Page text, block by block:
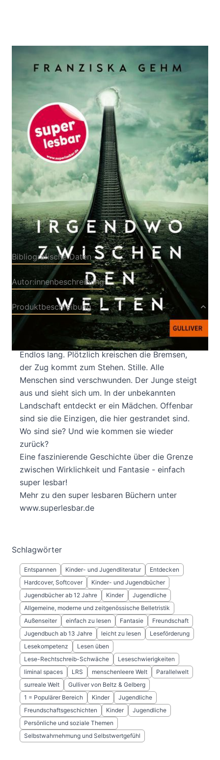
Irgendwo zwischen den Welten
Zur Wunschliste hinzufügen
VonFranziska Gehm
Verlag: Beltz
Verlagsgruppe GmbH & Co.
KG|Gulliver von Beltz &
Gelberg
Buch 104 Seiten
Hardcover
ISBN: 978-3-
40782478-3
Bibliografische Daten
Autor:innenbeschreibung
Produktbeschreibung
Ein Junge sitzt in einem vollbesetzten
Regionalzug. Der Zug fährt in einen Tunnel.
Endlos lang. Plötzlich kreischen die Bremsen,
der Zug kommt zum Stehen. Stille. Alle
Menschen sind verschwunden. Der Junge steigt
aus und sieht sich um. In der unbekannten
Landschaft entdeckt er ein Mädchen. Offenbar
sind sie die Einzigen, die hier gestrandet sind.
Wo sind sie? Und wie kommen sie wieder
zurück?
Eine faszinierende Geschichte über die Grenze
zwischen Wirklichkeit und Fantasie - einfach
super lesbar!
Mehr zu den super lesbaren Büchern unter
www.superlesbar.de
Schlagwörter
Entspannen Kinder- und Jugendliteratur
Entdecken
Hardcover, Softcover
Kinder- und Jugendbücher
Jugendbücher ab 12 Jahre
Kinder
Jugendliche
Allgemeine, moderne und zeitgenössische Belletristik
Außenseiter
einfach zu lesen Fantasie
Freundschaft
Jugendbuch ab 13 Jahre
leicht zu lesen
Leseförderung
Lesekompetenz
Lesen üben
Lese-Rechtschreib-Schwäche
Leseschwierigkeiten
liminal spaces
LRS menschenleere Welt
Parallelwelt
surreale Welt
Gulliver von Beltz & Gelberg
1 = Populärer Bereich
Kinder
Jugendliche
Freundschaftsgeschichten
Kinder
Jugendliche
Persönliche und soziale Themen
Selbstwahrnehmung und Selbstwertgefühl